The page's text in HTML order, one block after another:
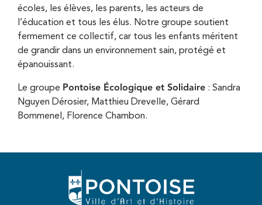
écoles, les élèves, les parents, les acteurs de
l’éducation et tous les élus. Notre groupe soutient
fermement ce collectif, car tous les enfants méritent
de grandir dans un environnement sain, protégé et
épanouissant.
Le groupe Pontoise Écologique et Solidaire : Sandra
Nguyen Dérosier, Matthieu Drevelle, Gérard
Bommenel, Florence Chambon.